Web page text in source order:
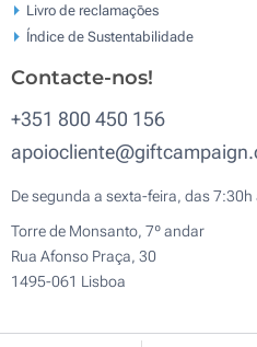
Livro de reclamaçōes
Índice de Sustentabilidade
Contacte-nos!
+351 800 450 156
De segunda a sexta-feira, das
Torre de Monsanto, 7º andar
Rua Afonso Praça, 30
1495-061 Lisboa